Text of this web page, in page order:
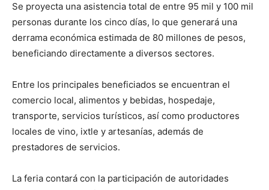
Se proyecta una asistencia total de entre 95 mil y 100 mil
personas durante los cinco días, lo que generará una
derrama económica estimada de 80 millones de pesos,
beneficiando directamente a diversos sectores.
Entre los principales beneficiados se encuentran el
comercio local, alimentos y bebidas, hospedaje,
transporte, servicios turísticos, así como productores
locales de vino, ixtle y artesanías, además de
prestadores de servicios.
La feria contará con la participación de autoridades